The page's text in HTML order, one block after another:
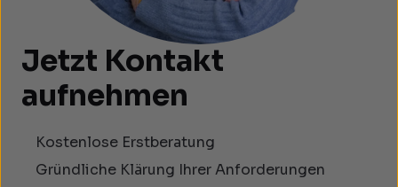
Jetzt Kontakt
aufnehmen
Kostenlose Erstberatung
Gründliche Klärung Ihrer Anforderungen